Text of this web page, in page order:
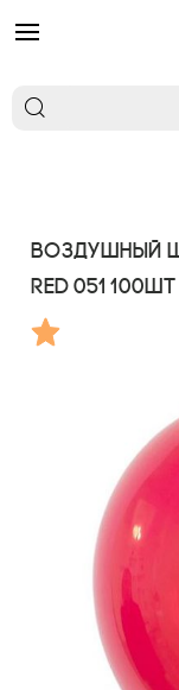
Воздушный
RED 051 100шт